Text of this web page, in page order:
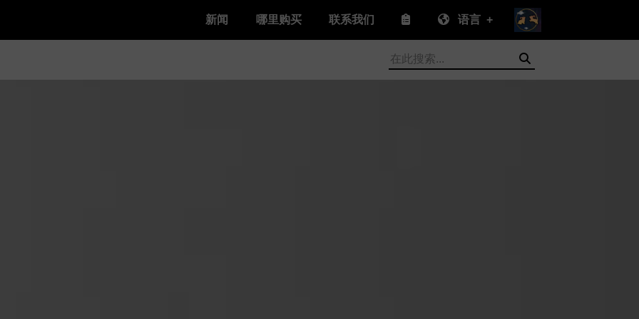
新闻 哪里购买 联系我们 语言